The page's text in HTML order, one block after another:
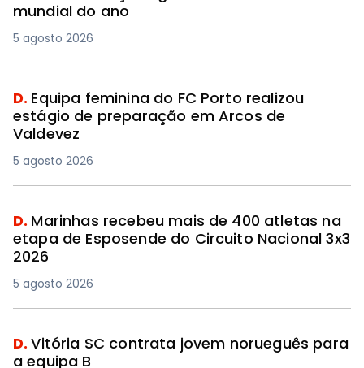
mundial do ano
5 agosto 2026
D. Equipa feminina do FC Porto realizou
estágio de preparação em Arcos de
Valdevez
5 agosto 2026
D. Marinhas recebeu mais de 400 atletas na
etapa de Esposende do Circuito Nacional 3x3
2026
5 agosto 2026
D.Vitória SC contrata jovem norueguês para
a equipa B